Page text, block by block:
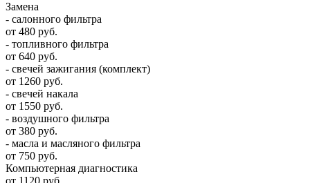
Замена
- салонного фильтра
от 480 руб.
- топливного фильтра
от 640 руб.
- свечей зажигания (комплект)
от 1260 руб.
- свечей накала
от 1550 руб.
- воздушного фильтра
от 380 руб.
- масла и масляного фильтра
от 750 руб.
Компьютерная диагностика